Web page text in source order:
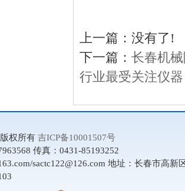
上一篇：没有了!
下一篇： 长春机
行业最受关注仪器
权所有 吉ICP备10001507号
传真：0431-85193252
sactc122@126.com 地址：长春市高新